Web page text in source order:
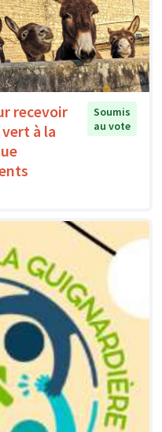
recevoir
à la
Soumis
au vote